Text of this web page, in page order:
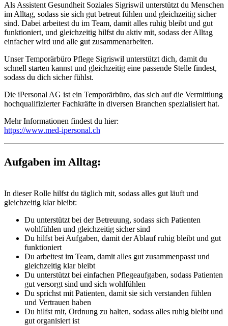
Als Assistent Gesundheit Soziales Sigriswil unterstützt du Menschen
im Alltag, sodass sie sich gut betreut fühlen und gleichzeitig sicher
sind. Dabei arbeitest du im Team, damit alles ruhig bleibt und gut
funktioniert, und gleichzeitig hilfst du aktiv mit, sodass der Alltag
einfacher wird und alle gut zusammenarbeiten.
Unser Temporärbüro Pflege Sigriswil unterstützt dich, damit du
schnell starten kannst und gleichzeitig eine passende Stelle findest,
sodass du dich sicher fühlst.
Die iPersonal AG ist ein Temporärbüro, das sich auf die Vermittlung
hochqualifizierter Fachkräfte in diversen Branchen spezialisiert hat.
Mehr Informationen findest du hier:
https://www.med-ipersonal.ch
Aufgaben im Alltag:
In dieser Rolle hilfst du täglich mit, sodass alles gut läuft und
gleichzeitig klar bleibt:
Du unterstützt bei der Betreuung, sodass sich Patienten
wohlfühlen und gleichzeitig sicher sind
Du hilfst bei Aufgaben, damit der Ablauf ruhig bleibt und gut
funktioniert
Du arbeitest im Team, damit alles gut zusammenpasst und
gleichzeitig klar bleibt
Du unterstützt bei einfachen Pflegeaufgaben, sodass Patienten
gut versorgt sind und sich wohlfühlen
Du sprichst mit Patienten, damit sie sich verstanden fühlen
und Vertrauen haben
Du hilfst mit, Ordnung zu halten, sodass alles ruhig bleibt und
gut organisiert ist